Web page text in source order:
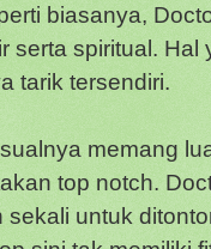
biasanya,
serta spiritual.
tarik tersendiri.
memang
top notch.
untuk